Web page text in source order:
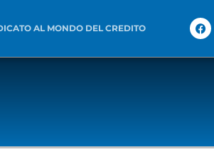
AL MONDO DEL CREDITO